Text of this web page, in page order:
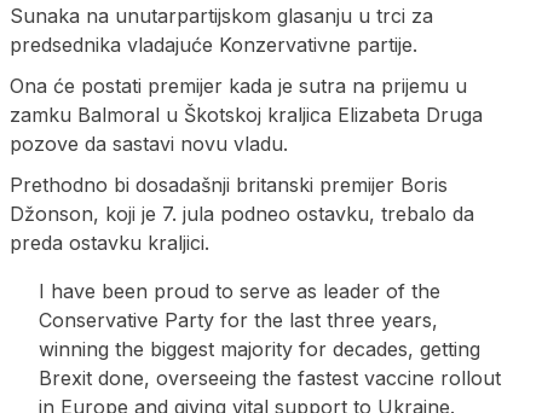
Sunaka na unutarpartijskom glasanju u trci za
predsednika vladajuće Konzervativne partije.
Ona će postati premijer kada je sutra na prijemu u
zamku Balmoral u Škotskoj kraljica Elizabeta Druga
pozove da sastavi novu vladu.
Prethodno bi dosadašnji britanski premijer Boris
Džonson, koji je 7. jula podneo ostavku, trebalo da
preda ostavku kraljici.
I have been proud to serve as leader of the
Conservative Party for the last three years,
winning the biggest majority for decades, getting
Brexit done, overseeing the fastest vaccine rollout
in Europe and giving vital support to Ukraine.